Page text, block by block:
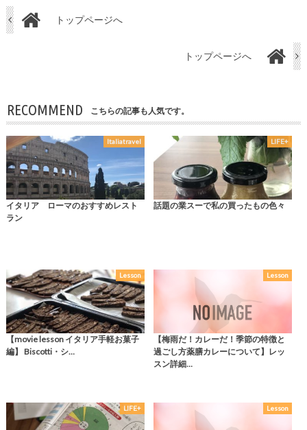
トップページへ
トップページへ
RECOMMEND こちらの記事も人気です。
Italiatravel
イタリア ローマのおすすめレスト
ラン
LIFE+
話題の業スーで私の買ったもの色々
Lesson
【movie lesson イタリア手軽お菓子
編】 Biscotti・シ…
Lesson
【梅雨だ！カレーだ！季節の特徴と
過ごし方薬膳カレーについて】レッ
スン詳細…
LIFE+ Lesson